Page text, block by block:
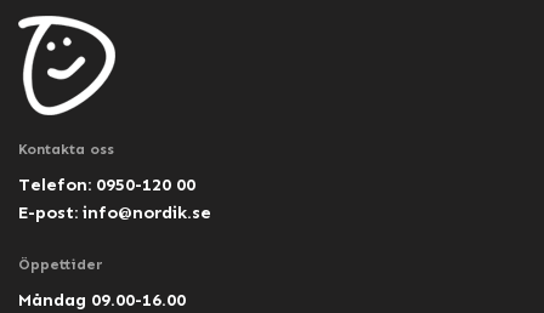
Kontakta oss
Telefon: 0950-120 00
E-post: info@nordik.se
Öppettider
Måndag 09.00-16.00